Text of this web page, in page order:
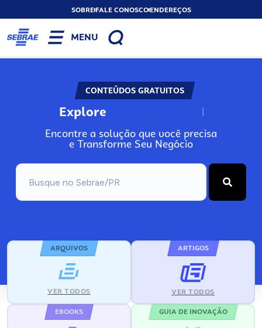
SOBREFALE CONOSCOENDEREÇOS
MENU
CONTEÚDOS GRATUITOS
Explore N
Encontre a solução que você precisa
e Transforme Seu Negócio
ARQUIVOS
VER TODOS
ARTIGOS
VER TODOS
EBOOKS GUIA DE INOVAÇÃO